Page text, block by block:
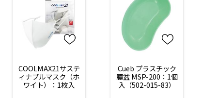
COOLMAX21サステ
ィナブルマスク（ホ
ワイト）：1枚入
Cueb プラスチック
膿盆 MSP-200：1個
入（502-015-83）